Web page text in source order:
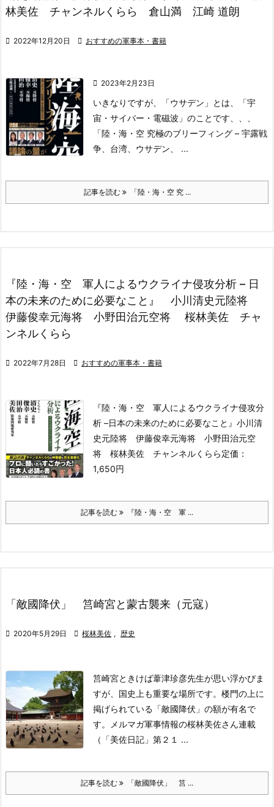
林美佐 チャンネルくらら 倉山満 江崎 道朗
 2022年12月20日  おすすめの軍事本・書籍
 2023年2月23日
いきなりですが、 「ウサデン」 とは、
「宇
宙・サイバー・電磁波」 のことです、、、
「陸・海・空 究極のブリーフィング – 宇露戦
争、 台湾、ウサデン、 ...
記事を読む 「陸・海・空 究 ...
『陸・海・空 軍人によるウクライナ侵攻分析 – 日
本の未来のために必要なこと』 小川清史元陸将
伊藤俊幸元海将 小野田治元空将 桜林美佐 チャ
ンネルくらら
 2022年7月28日  おすすめの軍事本・書籍
『陸・海・空 軍人によるウクライナ侵攻分
析 –日本の未来のために必要なこと』 小川清
史元陸将 伊藤俊幸元海将 小野田治元空
将 桜林美佐 チャンネルくらら定価：
1,650円
記事を読む 『陸・海・空 軍 ...
「敵國降伏」 筥崎宮と蒙古襲来（元寇）
 2020年5月29日  桜林美佐 , 歴史
筥崎宮ときけば葦津珍彦先生が思い浮かびま
すが、 国史上も重要な場所です。 楼門の上に
掲げられている 「敵國降伏」 の額が有名で
す。
メルマガ軍事情報の桜林美佐さん連載
（「美佐日記」第２１ ...
記事を読む 「敵國降伏」 筥 ...